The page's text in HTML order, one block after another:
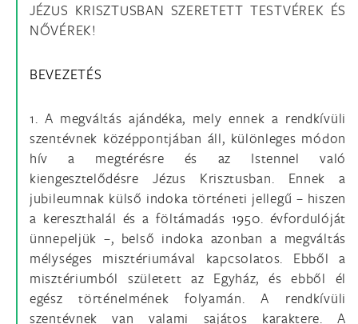
JÉZUS KRISZTUSBAN SZERETETT TESTVÉREK ÉS
NŐVÉREK!
BEVEZETÉS
1. A megváltás ajándéka, mely ennek a rendkívüli
szentévnek középpontjában áll, különleges módon
hív a megtérésre és az Istennel való
kiengesztelődésre Jézus Krisztusban. Ennek a
jubileumnak külső indoka történeti jellegű – hiszen
a kereszthalál és a föltámadás 1950. évfordulóját
ünnepeljük –, belső indoka azonban a megváltás
mélységes misztériumával kapcsolatos. Ebből a
misztériumból született az Egyház, és ebből él
egész történelmének folyamán. A rendkívüli
szentévnek van valami sajátos karaktere. A